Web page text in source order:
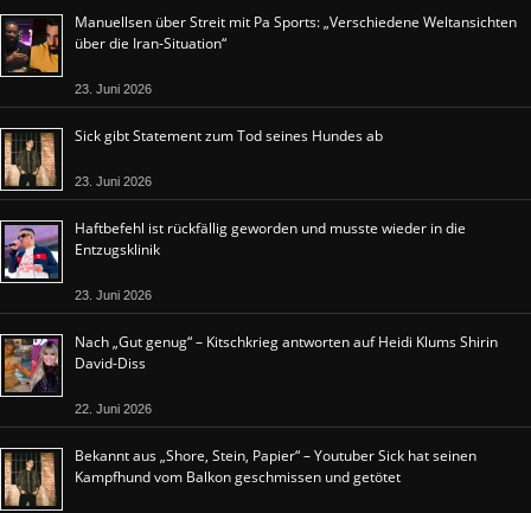
Manuellsen über Streit mit Pa Sports: „Verschiedene Weltansichten
über die Iran-Situation“
23. Juni 2026
Sick gibt Statement zum Tod seines Hundes ab
23. Juni 2026
Haftbefehl ist rückfällig geworden und musste wieder in die
Entzugsklinik
23. Juni 2026
Nach „Gut genug“ – Kitschkrieg antworten auf Heidi Klums Shirin
David-Diss
22. Juni 2026
Bekannt aus „Shore, Stein, Papier“ – Youtuber Sick hat seinen
Kampfhund vom Balkon geschmissen und getötet